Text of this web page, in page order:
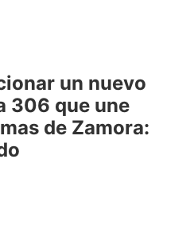
un nuevo
306 que une
de Zamora: